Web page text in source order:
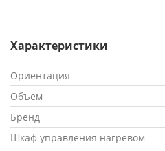
Характеристики
Ориентация
Объем
Бренд
Шкаф управления нагревом